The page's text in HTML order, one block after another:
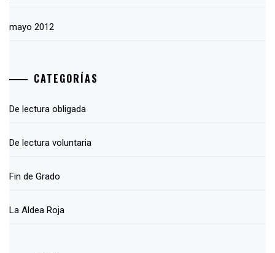
mayo 2012
CATEGORÍAS
De lectura obligada
De lectura voluntaria
Fin de Grado
La Aldea Roja